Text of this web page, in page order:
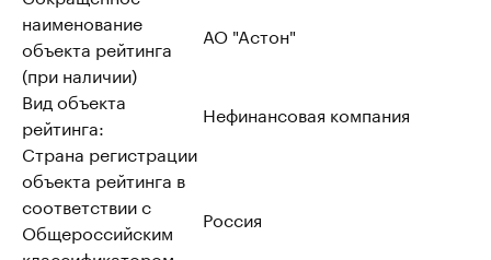
наименование
объекта рейтинга
(при наличии)
АО "Астон"
Вид объекта
рейтинга:
Нефинансовая компания
Страна регистрации
объекта рейтинга в
соответствии с
Общероссийским
Россия